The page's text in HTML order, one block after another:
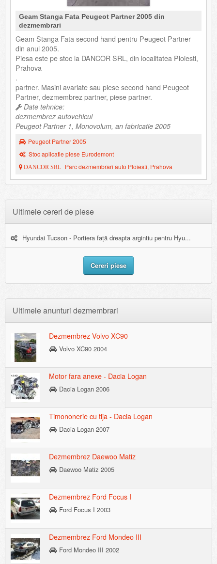
Geam Stanga Fata Peugeot Partner 2005 din
dezmembrari
Geam Stanga Fata second hand pentru Peugeot Partner
din anul 2005.
Piesa este pe stoc la DANCOR SRL, din localitatea Ploiesti,
Prahova
.
partner. Masini avariate sau piese second hand Peugeot
Partner, dezmembrez partner, piese partner.
Date tehnice:
dezmembrez autovehicul
Peugeot Partner 1, Monovolum, an fabricatie 2005
Peugeot Partner 2005
Stoc aplicatie piese Eurodemont
DANCOR SRL Parc dezmembrari auto Ploiesti, Prahova
Ultimele cereri de piese
Hyundai Tucson - Portiera față dreapta argintiu pentru Hyu...
Cereri piese
Ultimele anunturi dezmembrari
Dezmembrez Volvo XC90
Volvo XC90 2004
Motor fara anexe - Dacia Logan
Dacia Logan 2006
Timononerie cu tija - Dacia Logan
Dacia Logan 2007
Dezmembrez Daewoo Matiz
Daewoo Matiz 2005
Dezmembrez Ford Focus I
Ford Focus I 2003
Dezmembrez Ford Mondeo III
Ford Mondeo III 2002